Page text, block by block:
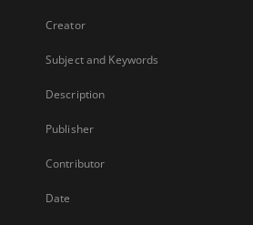
Creator
Subject and Keywords
Description
Publisher
Contributor
Date